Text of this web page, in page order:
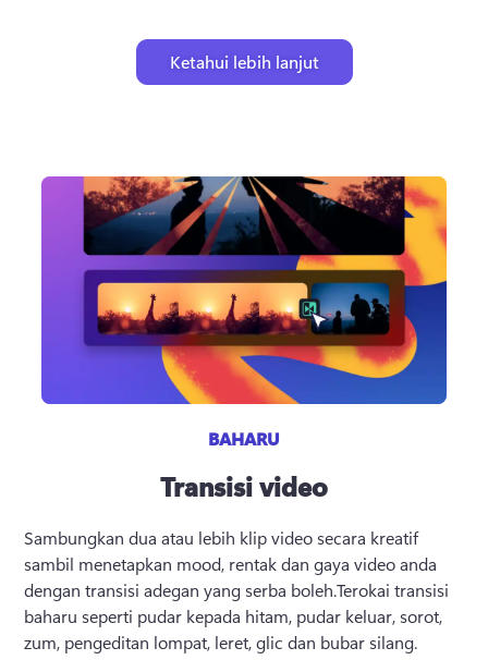
Ketahui lebih lanjut
BAHARU
Transisi video
Sambungkan dua atau lebih klip video secara kreatif
sambil menetapkan mood, rentak dan gaya video anda
dengan transisi adegan yang serba boleh.Terokai transisi
baharu seperti pudar kepada hitam, pudar keluar, sorot,
zum, pengeditan lompat, leret, glic dan bubar silang.